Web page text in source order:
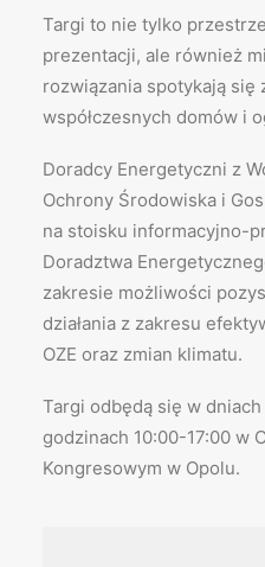
Targi to nie tylko
prezentacji, ale również
rozwiązania spotykają się
współczesnych domów i
Doradcy Energetyczni z
Ochrony Środowiska i
na stoisku informacyjno-
Doradztwa
zakresie możliwości
działania z zakresu
OZE oraz zmian klimatu.
Targi odbędą się w
godzinach 10:00-17:00 w
Kongresowym w Opolu.